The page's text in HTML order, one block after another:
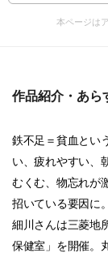
本ページは
作品紹介・あら
鉄不足＝貧血とい
い、疲れやすい、
むくむ、物忘れが
招いている要因に。
細川さんは三菱地
保健室」を開催。